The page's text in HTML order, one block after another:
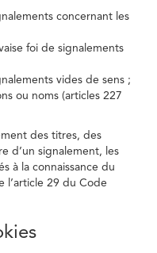
concernant les
foi de signalements
vides de sens ;
ou noms (articles 227
des titres, des
d’un signalement, les
à la connaissance du
l’article 29 du Code